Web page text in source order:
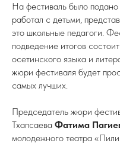
На фестиваль было
работал с детьми,
это школьные педагоги.
подведение итогов
осетинского языка и
жюри фестиваля будет
самых лучших.
Председатель жюри
Тхапсаева Фатима
молодежного театра